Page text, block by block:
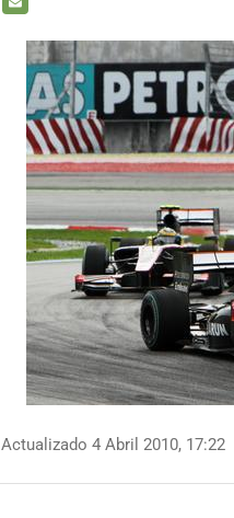
Actualizado 4 Abril 2010, 17:22